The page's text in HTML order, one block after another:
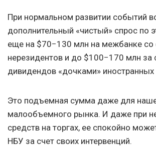
При нормальном развитии событий
дополнительный «чистый» спрос по
еще на $70−130 млн на межбанке со
нерезидентов и до $100−170 млн за
дивидендов «дочками» иностранных
Это подъемная сумма даже для
малообъемного рынка. И даже при
средств на торгах, ее спокойно
НБУ за счет своих интервенций.